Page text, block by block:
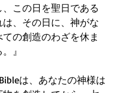
この日を聖日である
、その日に、神がな
の創造のわざを休ま
』
は、あなたの神様は